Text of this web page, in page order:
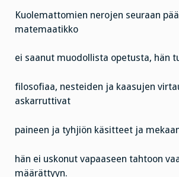
Kuolemattomien nerojen seuraan
matemaatikko
ei saanut muodollista opetusta, hän
filosofiaa, nesteiden ja kaasujen
askarruttivat
paineen ja tyhjiön käsitteet ja
hän ei uskonut vapaaseen tahtoon
määrättyyn.